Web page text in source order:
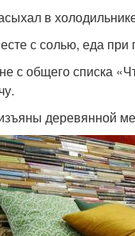
в
с солью, еда при
с общего списка
деревянной